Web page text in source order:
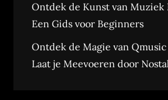
Ontdek de Kunst van Muziek
Een Gids voor Beginners
Ontdek de Magie van
Laat je Meevoeren door